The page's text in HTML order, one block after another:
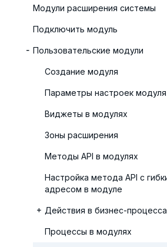
Модули расширения системы
Подключить модуль
Пользовательские модули
Создание модуля
Параметры настроек модуля
Виджеты в модулях
Зоны расширения
Методы API в модулях
Настройка метода API с
адресом в модуле
Действия в бизнес-
Процессы в модулях